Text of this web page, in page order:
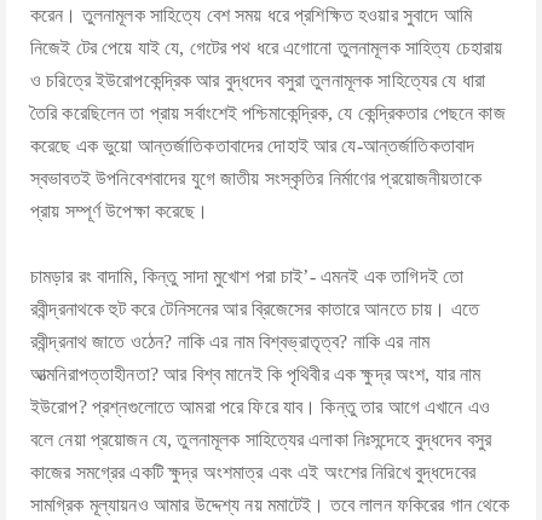
করেন। তুলনামূলক সাহিত্যে বেশ সময় ধরে প্রশিক্ষিত হওয়ার সুবাদে আমি
নিজেই টের পেয়ে যাই যে, গেটের পথ ধরে এগোনো তুলনামূলক সাহিত্য চেহারায়
ও চরিত্রে ইউরোপকেন্দ্রিক আর বুদ্ধদেব বসুরা তুলনামূলক সাহিত্যের যে ধারা
তৈরি করেছিলেন তা প্রায় সর্বাংশেই পশ্চিমাকেন্দ্রিক, যে কেন্দ্রিকতার পেছনে কাজ
করেছে এক ভুয়ো আন্তর্জাতিকতাবাদের দোহাই আর যে-আন্তর্জাতিকতাবাদ
স্বভাবতই উপনিবেশবাদের যুগে জাতীয় সংস্কৃতির নির্মাণের প্রয়োজনীয়তাকে
প্রায় সম্পূর্ণ উপেক্ষা করেছে।
চামড়ার রং বাদামি, কিন্তু সাদা মুখোশ পরা চাই’- এমনই এক তাগিদই তো
রবীন্দ্রনাথকে হুট করে টেনিসনের আর ব্রিজেসের কাতারে আনতে চায়। এতে
রবীন্দ্রনাথ জাতে ওঠেন? নাকি এর নাম বিশ্বভ্রাতৃত্ব? নাকি এর নাম
আত্মনিরাপত্তাহীনতা? আর বিশ্ব মানেই কি পৃথিবীর এক ক্ষুদ্র অংশ, যার নাম
ইউরোপ? প্রশ্নগুলোতে আমরা পরে ফিরে যাব। কিন্তু তার আগে এখানে এও
বলে নেয়া প্রয়োজন যে, তুলনামূলক সাহিত্যের এলাকা নিঃসন্দেহে বুদ্ধদেব বসুর
কাজের সমগ্রের একটি ক্ষুদ্র অংশমাত্র এবং এই অংশের নিরিখে বুদ্ধদেবের
সামগ্রিক মূল্যায়নও আমার উদ্দেশ্য নয় মমাটেই। তবে লালন ফকিরের গান থেকে